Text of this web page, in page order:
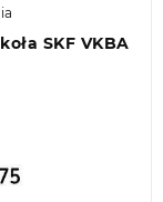
SKF VKBA